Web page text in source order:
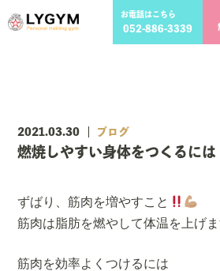
お電話はこちら
052-886-3339
2021.03.30 ブログ
燃焼しやすい身体をつくるには
ずばり、筋肉を増やすこと
筋肉は脂肪を燃やして体温を上げま
筋肉を効率よくつけるには